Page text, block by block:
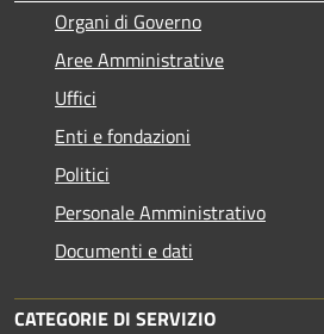
Organi di Governo
Aree Amministrative
Uffici
Enti e fondazioni
Politici
Personale Amministrativo
Documenti e dati
CATEGORIE DI SERVIZIO